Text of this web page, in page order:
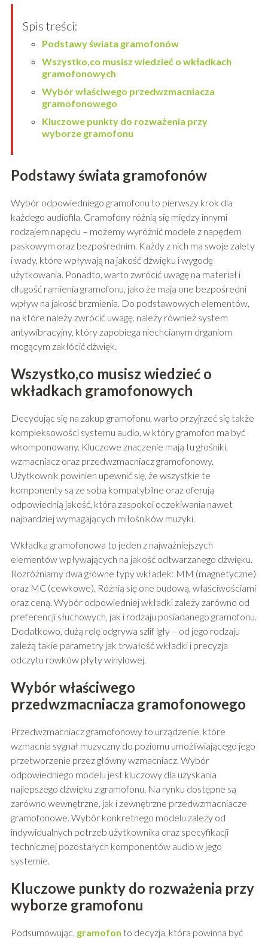
Spis treści:
Podstawy świata gramofonów
Wszystko,co musisz wiedzieć o wkładkach
gramofonowych
Wybór właściwego przedwzmacniacza
gramofonowego
Kluczowe punkty do rozważenia przy
wyborze gramofonu
Podstawy świata gramofonów
Wybór odpowiedniego gramofonu to pierwszy krok dla
każdego audiofila. Gramofony różnią się między innymi
rodzajem napędu – możemy wyróżnić modele z napędem
paskowym oraz bezpośrednim. Każdy z nich ma swoje zalety
i wady, które wpływają na jakość dźwięku i wygodę
użytkowania. Ponadto, warto zwrócić uwagę na materiał i
długość ramienia gramofonu, jako że mają one bezpośredni
wpływ na jakość brzmienia. Do podstawowych elementów,
na które należy zwrócić uwagę, należy również system
antywibracyjny, który zapobiega niechcianym drganiom
mogącym zakłócić dźwięk.
Wszystko,co musisz wiedzieć o
wkładkach gramofonowych
Decydując się na zakup gramofonu, warto przyjrzeć się także
kompleksowości systemu audio, w który gramofon ma być
wkomponowany. Kluczowe znaczenie mają tu głośniki,
wzmacniacz oraz przedwzmacniacz gramofonowy.
Użytkownik powinien upewnić się, że wszystkie te
komponenty są ze sobą kompatybilne oraz oferują
odpowiednią jakość, która zaspokoi oczekiwania nawet
najbardziej wymagających miłośników muzyki.
Wkładka gramofonowa to jeden z najważniejszych
elementów wpływających na jakość odtwarzanego dźwięku.
Rozróżniamy dwa główne typy wkładek: MM (magnetyczne)
oraz MC (cewkowe). Różnią się one budową, właściwościami
oraz ceną. Wybór odpowiedniej wkładki zależy zarówno od
preferencji słuchowych, jak i rodzaju posiadanego gramofonu.
Dodatkowo, dużą rolę odgrywa szlif igły – od jego rodzaju
zależą takie parametry jak trwałość wkładki i precyzja
odczytu rowków płyty winylowej.
Wybór właściwego
przedwzmacniacza gramofonowego
Przedwzmacniacz gramofonowy to urządzenie, które
wzmacnia sygnał muzyczny do poziomu umożliwiającego jego
przetworzenie przez główny wzmacniacz. Wybór
odpowiedniego modelu jest kluczowy dla uzyskania
najlepszego dźwięku z gramofonu. Na rynku dostępne są
zarówno wewnętrzne, jak i zewnętrzne przedwzmacniacze
gramofonowe. Wybór konkretnego modelu zależy od
indywidualnych potrzeb użytkownika oraz specyfikacji
technicznej pozostałych komponentów audio w jego
systemie.
Kluczowe punkty do rozważenia przy
wyborze gramofonu
Podsumowując, gramofon to decyzja, która powinna być